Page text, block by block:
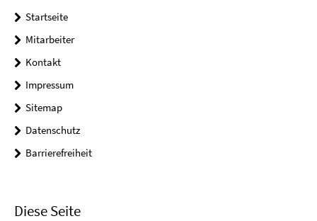
Startseite
Mitarbeiter
Kontakt
Impressum
Sitemap
Datenschutz
Barrierefreiheit
Diese Seite